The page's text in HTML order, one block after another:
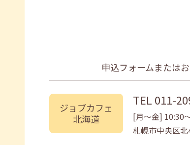
申込フォームまたは
ジョブカフェ
北海道
TEL 011-
[月〜金] 10:30
札幌市中央区